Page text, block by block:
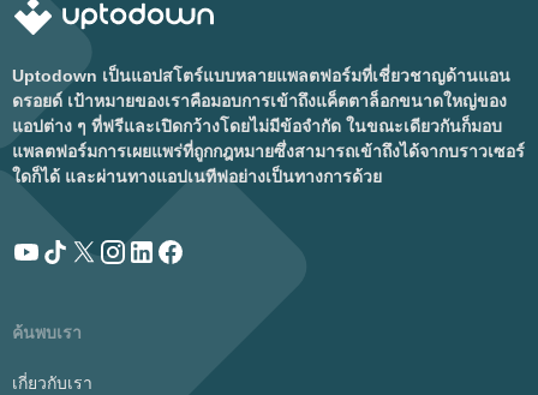
Uptodown เป็นแอปสโตร์แบบหลายแพลตฟอร์มที่เชี่ยวชาญด้านแอน
ดรอยด์ เป้าหมายของเราคือมอบการเข้าถึงแค็ตตาล็อกขนาดใหญ่ของ
แอปต่าง ๆ ที่ฟรีและเปิดกว้างโดยไม่มีข้อจำกัด ในขณะเดียวกันก็มอบ
แพลตฟอร์มการเผยแพร่ที่ถูกกฎหมายซึ่งสามารถเข้าถึงได้จากบราวเซอร์
ใดก็ได้ และผ่านทางแอปเนทีฟอย่างเป็นทางการด้วย
ค้นพบเรา
เกี่ยวกับเรา